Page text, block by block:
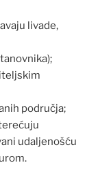
livade,
područja;
udaljenošću